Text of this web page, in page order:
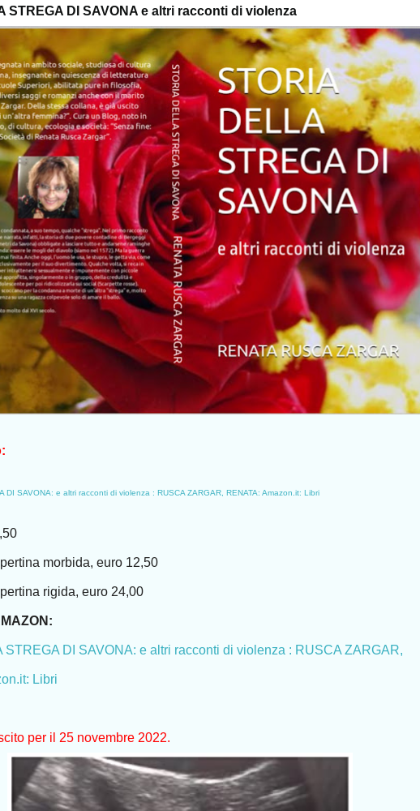
STREGA DI SAVONA e altri racconti di violenza
DI SAVONA: e altri racconti di violenza : RUSCA ZARGAR, RENATA: Amazon.it: Libri
morbida, euro 12,50
rigida, euro 24,00
STREGA DI SAVONA: e altri racconti di violenza : RUSCA ZARGAR,
Libri
per il 25 novembre 2022.